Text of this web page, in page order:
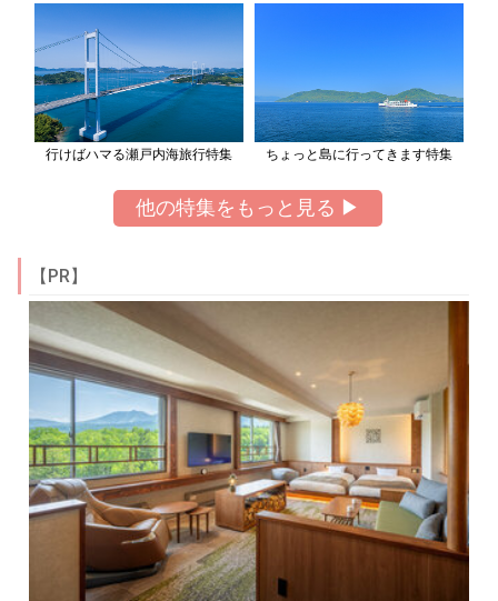
行けばハマる瀬戸内海旅行特集 ちょっと島に行ってきます特集
他の特集をもっと見る ▶
【PR】